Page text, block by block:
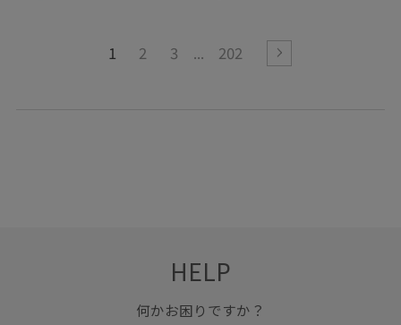
1 2 3 202
HELP
何かお困りですか？